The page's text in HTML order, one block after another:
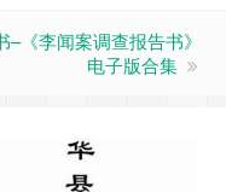
–《李闻案调查报告书》
电子版合集